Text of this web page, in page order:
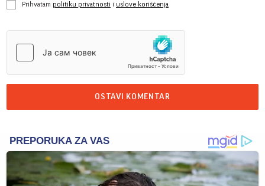
Prihvatam politiku privatnosti i uslove korišćenja
OSTAVI KOMENTAR